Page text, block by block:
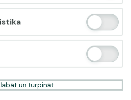
visu
un turpināt